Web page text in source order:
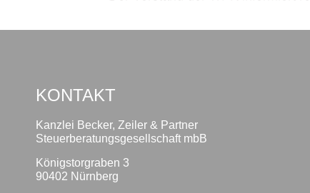
KONTAKT
Kanzlei Becker, Zeiler & Partner
Steuerberatungsgesellschaft mbB
Königstorgraben 3
90402 Nürnberg